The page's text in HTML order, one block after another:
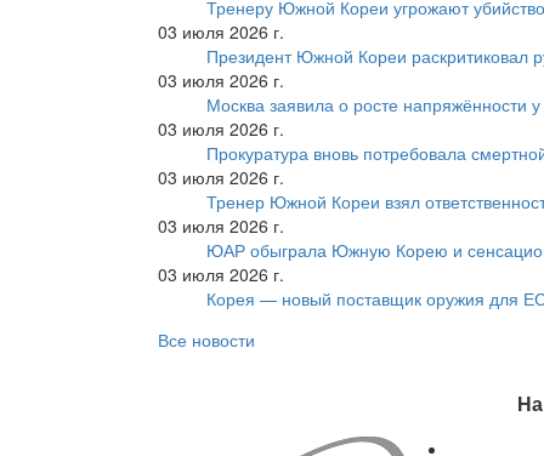
Тренеру Южной Кореи угрожают
03 июля 2026 г.
Президент Южной Кореи раскритиковал
03 июля 2026 г.
Москва заявила о росте
03 июля 2026 г.
Прокуратура вновь потребовала
03 июля 2026 г.
Тренер Южной Кореи взял
03 июля 2026 г.
ЮАР обыграла Южную Корею и
03 июля 2026 г.
Корея — новый поставщик оружия для
Все новости